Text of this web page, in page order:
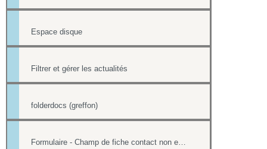
Espace disque
Filtrer et gérer les actualités
folderdocs (greffon)
Formulaire - Champ de fiche contact non editable